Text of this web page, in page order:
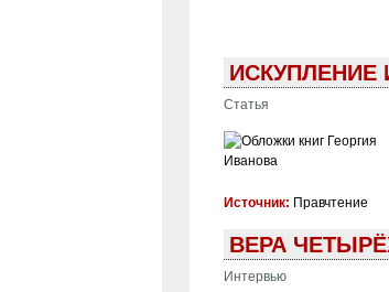
ИСКУПЛЕНИЕ
Статья
Источник: Правчтение
ВЕРА
Интервью